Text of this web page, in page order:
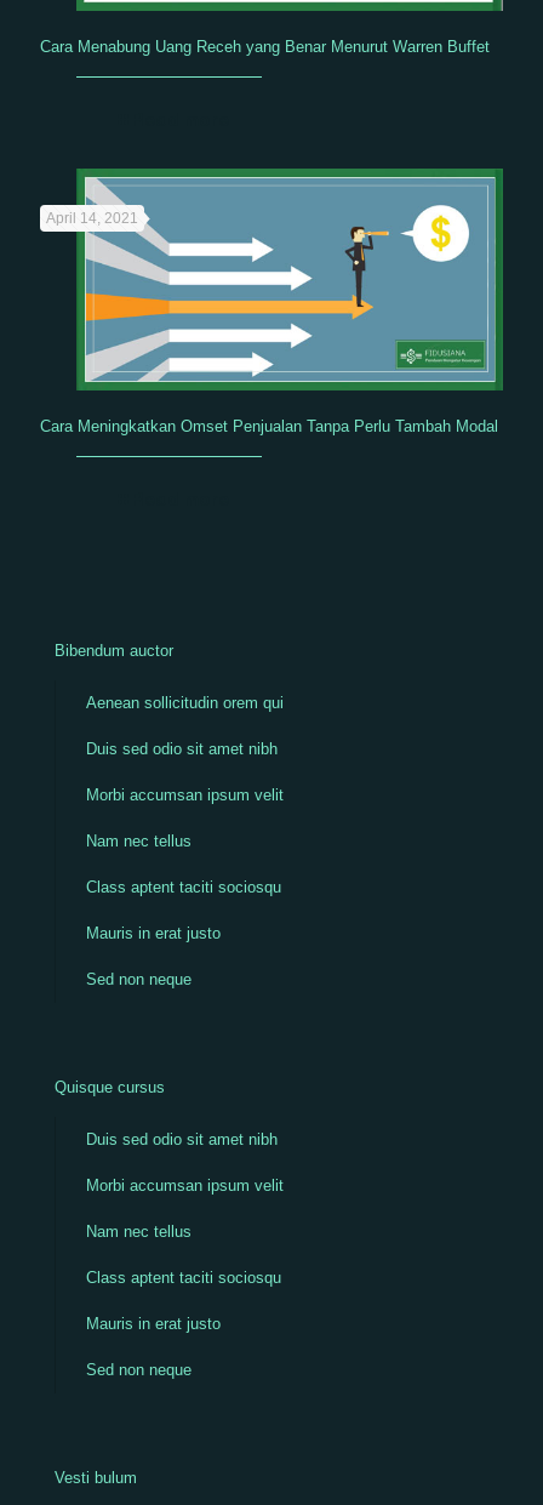
Cara Menabung Uang Receh yang Benar Menurut Warren Buffet
April 14, 2021
Cara Meningkatkan Omset Penjualan Tanpa Perlu Tambah Modal
Bibendum auctor
Aenean sollicitudin orem qui
Duis sed odio sit amet nibh
Morbi accumsan ipsum velit
Nam nec tellus
Class aptent taciti sociosqu
Mauris in erat justo
Sed non neque
Quisque cursus
Duis sed odio sit amet nibh
Morbi accumsan ipsum velit
Nam nec tellus
Class aptent taciti sociosqu
Mauris in erat justo
Sed non neque
Vesti bulum